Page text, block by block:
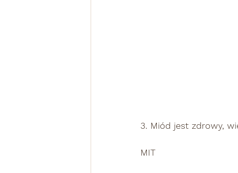
3. Miód jest zdrowy,
MIT